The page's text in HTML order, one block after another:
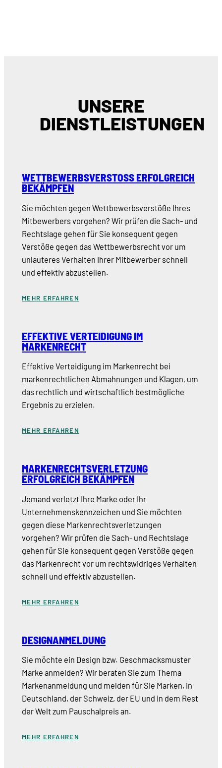
UNSERE
DIENSTLEISTUNGEN
WETTBEWERBSVERSTOSS ERFOLGREICH B
EKÄMPFEN
Sie möchten gegen Wettbewerbsverstöße Ihres
Mitbewerbers vorgehen? Wir prüfen die Sach- und
Rechtslage gehen für Sie konsequent gegen
Verstöße gegen das Wettbewerbsrecht vor um
unlauteres Verhalten Ihrer Mitbewerber schnell
und effektiv abzustellen.
MEHR ERFAHREN
EFFEKTIVE VERTEIDIGUNG IM
MARKENRECHT
Effektive Verteidigung im Markenrecht bei
markenrechtlichen Abmahnungen und Klagen, um
das rechtlich und wirtschaftlich bestmögliche
Ergebnis zu erzielen.
MEHR ERFAHREN
MARKENRECHTSVERLETZUNG
ERFOLGREICH BEKÄMPFEN
Jemand verletzt Ihre Marke oder Ihr
Unternehmenskennzeichen und Sie möchten
gegen diese Markenrechtsverletzungen
vorgehen? Wir prüfen die Sach- und Rechtslage
gehen für Sie konsequent gegen Verstöße gegen
das Markenrecht vor um rechtswidriges Verhalten
schnell und effektiv abzustellen.
MEHR ERFAHREN
DESIGNANMELDUNG
Sie möchte ein Design bzw. Geschmacksmuster
Marke anmelden? Wir beraten Sie zum Thema
Markenanmeldung und melden für Sie Marken, in
Deutschland, der Schweiz, der EU und in dem Rest
der Welt zum Pauschalpreis an.
MEHR ERFAHREN